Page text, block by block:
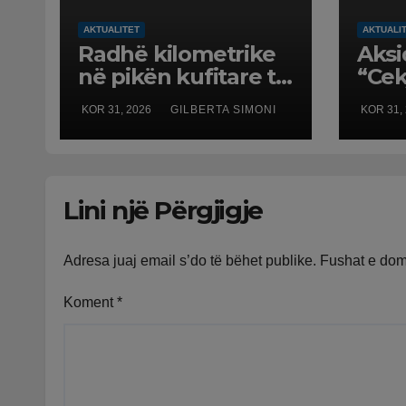
AKTUALITET
Radhë kilometrike
në pikën kufitare të
Qafë Botës, pala
greke raporton
defekt në sistem,
KOR 31, 2026 GILBERTA SIMONI
tij
të
KOR 31,
Lini një Përgjigje
Adresa juaj email s’do të bëhet publike. Fushat e
Koment *